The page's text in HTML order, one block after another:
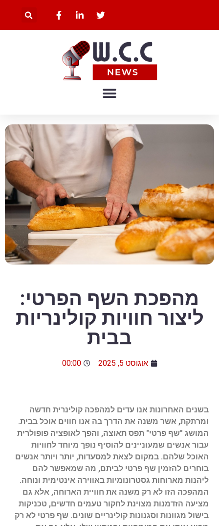
מהפכת השף הפרטי:
ליצור חוויות קולינריות
בבית
אוגוסט 5, 2025 00:00
בשנים האחרונות אנו עדים למהפכה קולינרית חדשה
ומרתקת, אשר משנה את הדרך בה אנו חווים אוכל בבית.
המושג "שף פרטי" תפס תאוצה, והפך לאופציה פופולרית
עבור אנשים שמעוניינים להוסיף נופך מיוחד לחוויות
האוכל שלהם. במקום לצאת למסעדות, יותר ויותר אנשים
בוחרים להזמין שף פרטי לביתם, מה שמאפשר להם
ליהנות מארוחות גסטרונומיות באווירה אינטימית ונוחה.
המהפכה הזו לא רק משנה את חוויית הארוחה, אלא גם
מציעה הזדמנות מצוינת לחקור טעמים חדשים, טכניקות
בישול מגוונות וסגנונות קולינריים שונים. שף פרטי לא רק